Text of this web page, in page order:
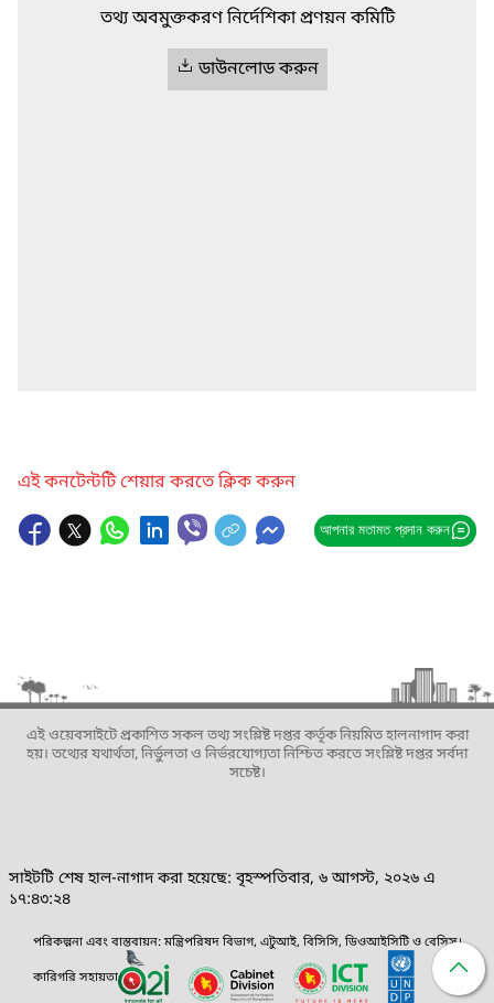
তথ্য অবমুক্তকরণ নির্দেশিকা প্রণয়ন কমিটি
ডাউনলোড করুন
এই কনটেন্টটি শেয়ার করতে ক্লিক করুন
আপনার মতামত প্রদান করুন
এই ওয়েবসাইটে প্রকাশিত সকল তথ্য সংশ্লিষ্ট দপ্তর কর্তৃক নিয়মিত হালনাগাদ করা
হয়। তথ্যের যথার্থতা, নির্ভুলতা ও নির্ভরযোগ্যতা নিশ্চিত করতে সংশ্লিষ্ট দপ্তর সর্বদা
সচেষ্ট।
সাইটটি শেষ হাল-নাগাদ করা হয়েছে: বৃহস্পতিবার, ৬ আগস্ট, ২০২৬ এ
১৭:৪৩:২৪
পরিকল্পনা এবং বাস্তবায়ন: মন্ত্রিপরিষদ বিভাগ, এটুআই, বিসিসি, ডিওআইসিটি ও বেসিস।
কারিগরি সহায়তা